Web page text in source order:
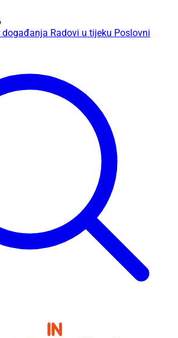
događanja Radovi u tijeku Poslovni